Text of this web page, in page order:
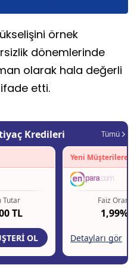
örnek
dönemlerinde
olarak hala değerli
etti.